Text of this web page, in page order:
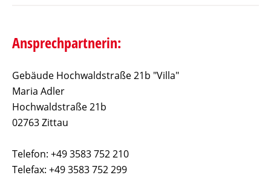
Ansprechpartnerin:
Gebäude Hochwaldstraße 21b "Villa"
Maria Adler
Hochwaldstraße 21b
02763 Zittau
Telefon: +49 3583 752 210
Telefax: +49 3583 752 299